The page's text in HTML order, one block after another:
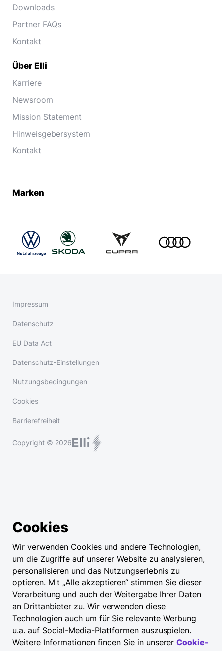
Downloads
Partner FAQs
Kontakt
Über Elli
Karriere
Newsroom
Mission Statement
Hinweisgebersystem
Kontakt
Marken
Impressum
Datenschutz
EU Data Act
Datenschutz-Einstellungen
Nutzungsbedingungen
Cookies
Barrierefreiheit
Copyright © 2026
Cookies
Wir verwenden Cookies und andere Technologien,
um die Zugriffe auf unserer Website zu analysieren,
personalisieren und das Nutzungserlebnis zu
optieren. Mit „Alle akzeptieren“ stimmen Sie dieser
Verarbeitung und auch der Weitergabe Ihrer Daten
an Drittanbieter zu. Wir verwenden diese
Technologien auch um für Sie relevante Werbung
u.a. auf Social-Media-Plattformen auszuspielen.
Weitere Informationen finden Sie in unserer Cookie-